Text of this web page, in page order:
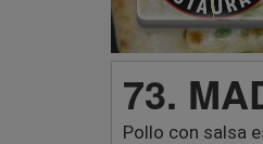
73.
Pollo con salsa